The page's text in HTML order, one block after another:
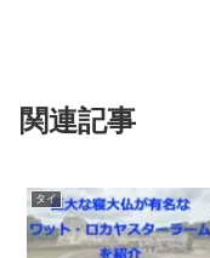
関連記事
タイ